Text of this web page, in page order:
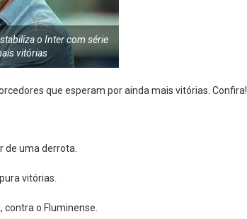
o Inter com série
vitórias
que esperam por ainda mais vitórias. Confira!
de uma derrota.
vitórias.
o Fluminense.